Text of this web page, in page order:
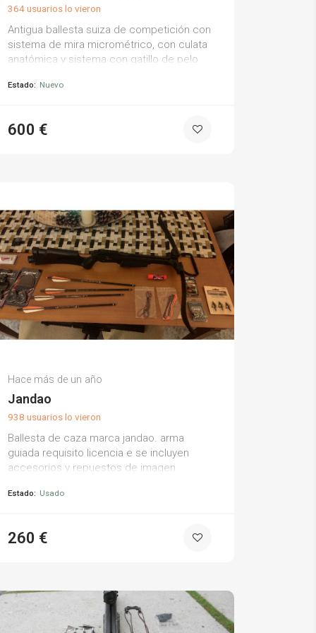
364 usuarios lo vieron
Antigua ballesta suiza de competición con
sistema de mira micrométrico, con culata
anatómica y sistema con gatillo de pelo.
Estado: Nuevo
600 €
Jesus M.
Hace más de un año
Jandao
938 usuarios lo vieron
Ballesta de caza marca jandao. arma
guiada requisito licencia e se incluyen
accesorios y repuestos de imagen
Estado: Usado
260 €